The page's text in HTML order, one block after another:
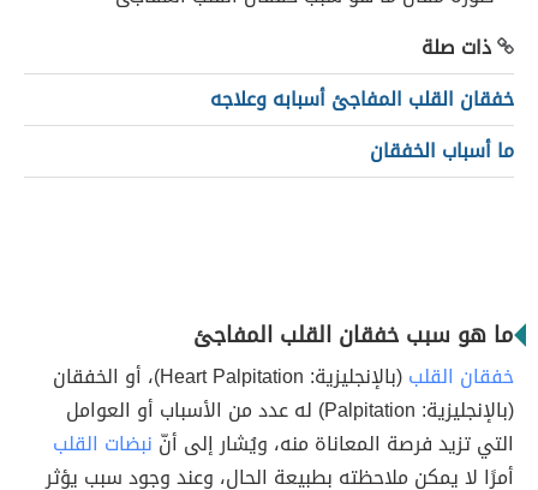
ذات صلة
خفقان القلب المفاجئ أسبابه وعلاجه
ما أسباب الخفقان
ما هو سبب خفقان القلب المفاجئ
خفقان القلب
(بالإنجليزية: Heart Palpitation)، أو الخفقان
(بالإنجليزية: Palpitation) له عدد من الأسباب أو العوامل
التي تزيد فرصة المعاناة منه، ويُشار إلى أنّ نبضات القلب
أمرًا لا يمكن ملاحظته بطبيعة الحال، وعند وجود سبب يؤثر